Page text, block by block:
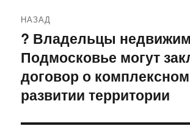
по
записям
НАЗАД
Предыдущая
запись:
? Владельцы
Подмосковье могут
договор о комплексном
развитии территории